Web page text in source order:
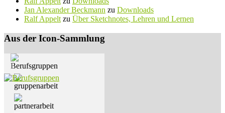
Jan Alexander Beckmann zu Downloads
Ralf Appelt zu Über Sketchnotes, Lehren und Lernen
Aus der Icon-Sammlung